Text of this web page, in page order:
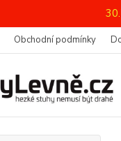
Obchodní podmínky